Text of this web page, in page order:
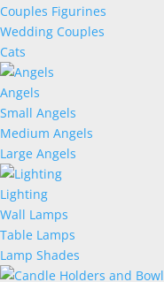
Couples Figurines
Wedding Couples
Cats
Angels
Small Angels
Medium Angels
Large Angels
Lighting
Wall Lamps
Table Lamps
Lamp Shades